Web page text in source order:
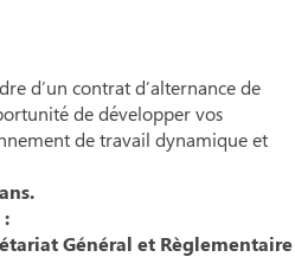
d’un contrat d’alternance de
de développer vos
de travail dynamique et
Général et Règlementaire